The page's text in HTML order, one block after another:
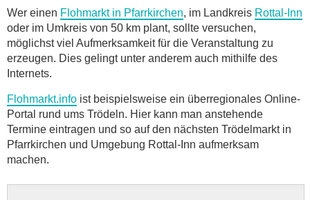
Wer einen Flohmarkt in Pfarrkirchen, im Landkreis Rottal-Inn
oder im Umkreis von 50 km plant, sollte versuchen,
möglichst viel Aufmerksamkeit für die Veranstaltung zu
erzeugen. Dies gelingt unter anderem auch mithilfe des
Internets.
Flohmarkt.info ist beispielsweise ein überregionales Online-
Portal rund ums Trödeln. Hier kann man anstehende
Termine eintragen und so auf den nächsten Trödelmarkt in
Pfarrkirchen und Umgebung Rottal-Inn aufmerksam
machen.